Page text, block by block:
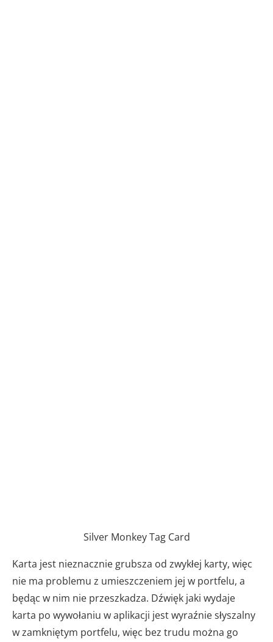
Silver Monkey Tag Card
Karta jest nieznacznie grubsza od zwykłej karty, więc
nie ma problemu z umieszczeniem jej w portfelu, a
będąc w nim nie przeszkadza. Dźwięk jaki wydaje
karta po wywołaniu w aplikacji jest wyraźnie słyszalny
w zamkniętym portfelu, więc bez trudu można go